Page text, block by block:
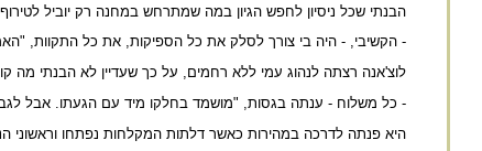
הבנתי שכל ניסיון לחפש הגיון במה שמתרחש במחנה רק יוביל
- הקשיבי, - היה בי צורך לסלק את כל הספיקות, את כל התקוות,
לוצ'אנה רצתה לנהוג עמי ללא רחמים, על כך שעדיין לא הבנתי מה
- כל משלוח - ענתה בגסות, "מושמד בחלקו מיד עם הגעתו. אבל
היא פנתה לדרכה במהירות כאשר דלתות המקלחות נפתחו וראשוני